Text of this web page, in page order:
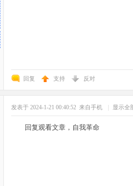
回复 支持 反对
发表于 2024-1-21 00:40:52 来自手机 显示全
回复观看文章，自我革命